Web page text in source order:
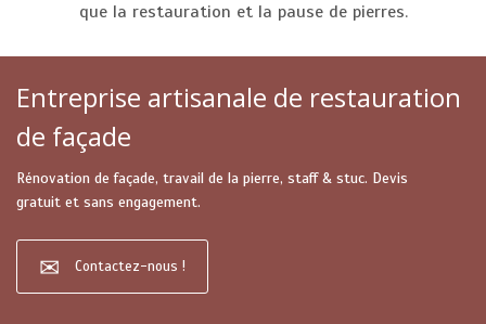
que la restauration et la pause de pierres.
Entreprise artisanale de restauration
de façade
Rénovation de façade, travail de la pierre, staff & stuc. Devis
gratuit et sans engagement.
Contactez-nous !